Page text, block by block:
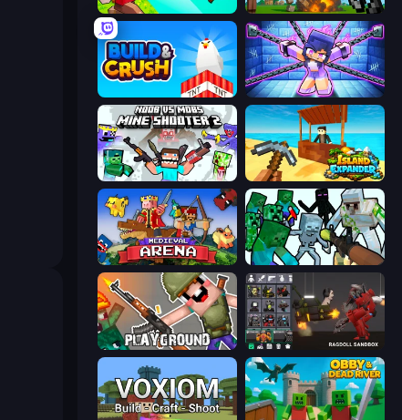
CubeRealm.io Noob Fuse
Build and Crush Mini Mine
Mine Shooter 2: Noob vs Mobs Island Expander
Medieval Arena
Playground Last Play: Ragdoll Sandbox